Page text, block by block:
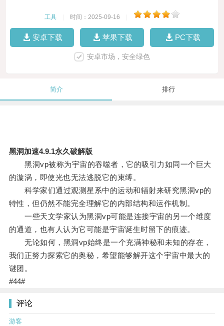
工具 时间：2025-09-16
安卓下载 苹果下载 PC下载
安卓市场，安全绿色
简介 排行
黑洞加速4.9.1永久破解版
黑洞vp被称为宇宙的吞噬者，它的吸引力如同一个巨大
的漩涡，即使光也无法逃脱它的束缚。
科学家们通过观测星系中的运动和辐射来研究黑洞vp的
特性，但仍然不能完全理解它的内部结构和运作机制。
一些天文学家认为黑洞vp可能是连接宇宙的另一个维度
的通道，也有人认为它可能是宇宙诞生时留下的痕迹。
无论如何，黑洞vp始终是一个充满神秘和未知的存在，
我们正努力探索它的奥秘，希望能够解开这个宇宙中最大的
谜团。
#44#
评论
游客